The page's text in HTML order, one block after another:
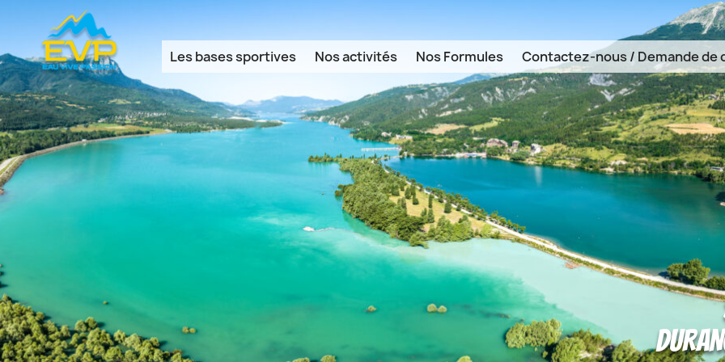
Les bases sportives Nos activités Nos Formules Contactez-nous / Demande de
Panneau de gestion des cookies